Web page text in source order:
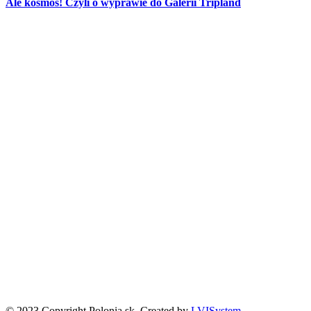
Ale kosmos! Czyli o wyprawie do Galerii Tripland